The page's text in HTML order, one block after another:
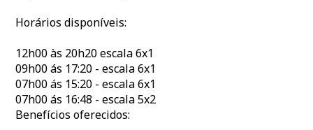
Horários disponíveis:
12h00 às 20h20 escala 6x1
09h00 ás 17:20 - escala 6x1
07h00 ás 15:20 - escala 6x1
07h00 ás 16:48 - escala 5x2
Benefícios oferecidos: